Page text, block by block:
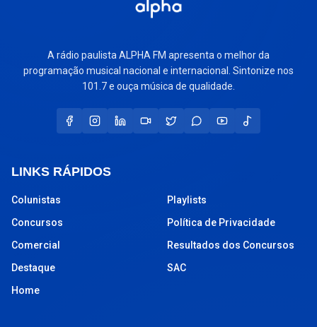
A rádio paulista ALPHA FM apresenta o melhor da
programação musical nacional e internacional. Sintonize nos
101.7 e ouça música de qualidade.
LINKS RÁPIDOS
Colunistas
Concursos
Comercial
Destaque
Home
Playlists
Política de Privacidade
Resultados dos Concursos
SAC